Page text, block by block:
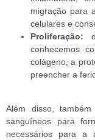
migração para
celulares e
Proliferação:
conhecemos
colágeno, a
preencher a
Além disso,
sanguíneos para
necessários para a